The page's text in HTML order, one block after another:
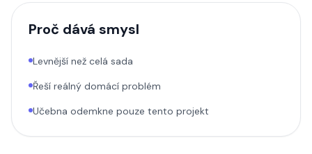
Proč dává smysl
Levnější než celá sada
Řeší reálný domácí problém
Učebna odemkne pouze tento projekt